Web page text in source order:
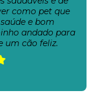
como pet que
e bom
andado para
um cão feliz.